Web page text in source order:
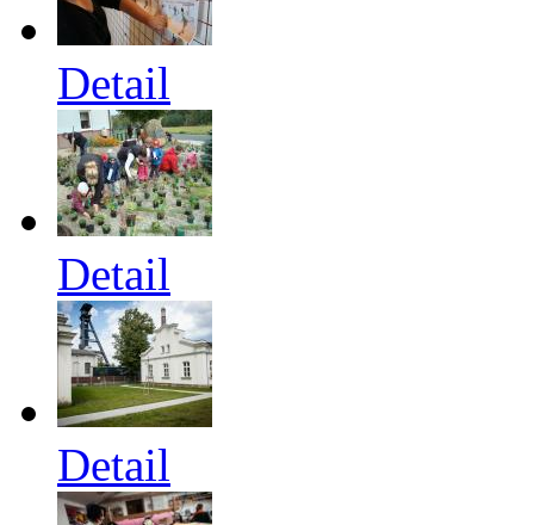
Detail
Detail
Detail